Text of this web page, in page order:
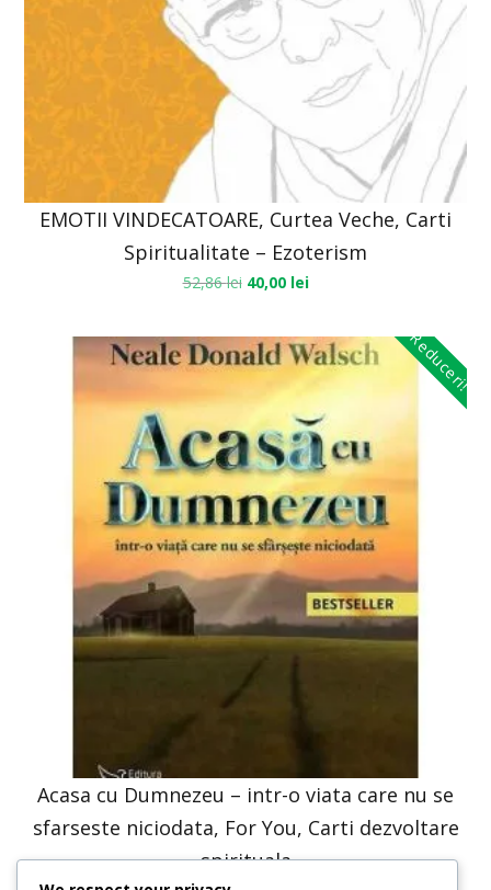
EMOTII VINDECATOARE, Curtea Veche, Carti
Spiritualitate – Ezoterism
52,86lei 40,00 lei
Reduceri!
Acasa cu Dumnezeu – intr-o viata care nu se
sfarseste niciodata, For You, Carti dezvoltare
spirituala